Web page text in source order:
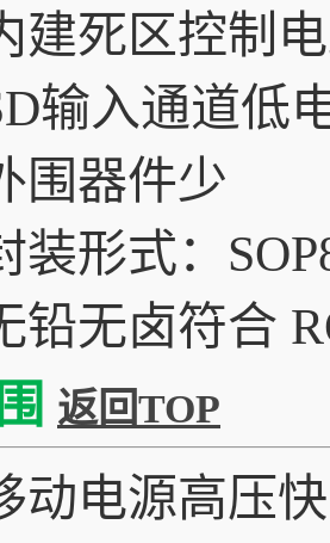
建死区控制
输入通道低
围器件少
装形式：
铅无卤符合
返回TOP
动电源高压